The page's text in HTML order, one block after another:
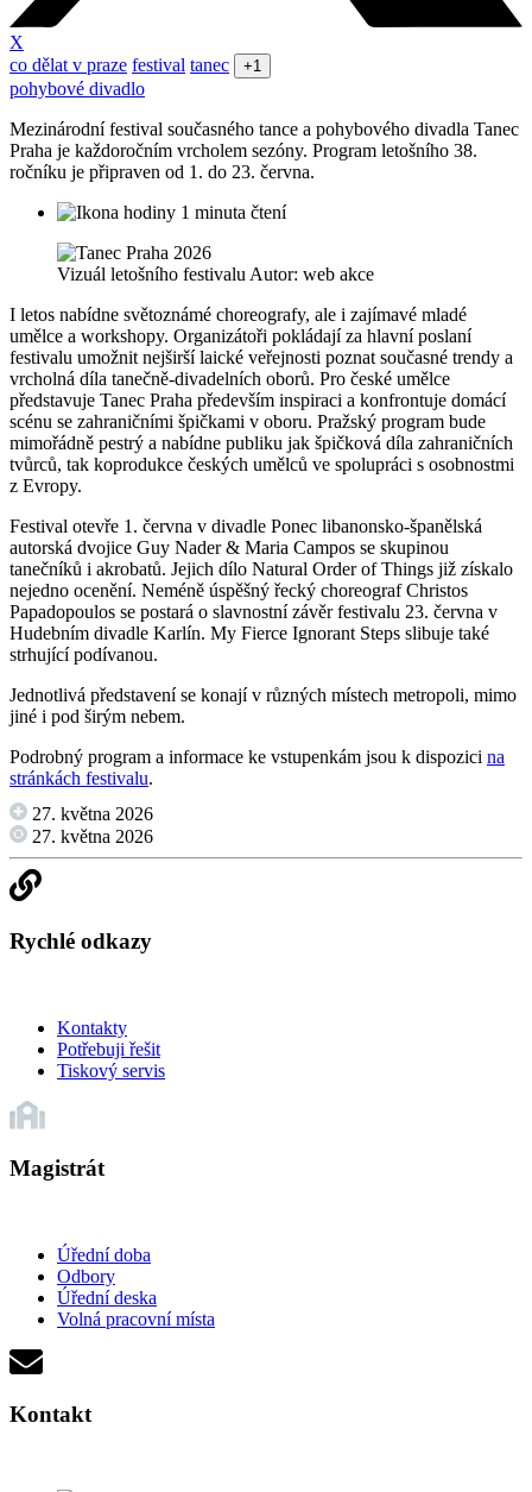
X
co dělat v praze festival tanec +1
pohybové divadlo
Mezinárodní festival současného tance a pohybového divadla Tanec
Praha je každoročním vrcholem sezóny. Program letošního 38.
ročníku je připraven od 1. do 23. června.
1 minuta čtení
Vizuál letošního festivalu Autor: web akce
I letos nabídne světoznámé choreografy, ale i zajímavé mladé
umělce a workshopy. Organizátoři pokládají za hlavní poslaní
festivalu umožnit nejširší laické veřejnosti poznat současné trendy a
vrcholná díla tanečně-divadelních oborů. Pro české umělce
představuje Tanec Praha především inspiraci a konfrontuje domácí
scénu se zahraničními špičkami v oboru. Pražský program bude
mimořádně pestrý a nabídne publiku jak špičková díla zahraničních
tvůrců, tak koprodukce českých umělců ve spolupráci s osobnostmi
z Evropy.
Festival otevře 1. června v divadle Ponec libanonsko-španělská
autorská dvojice Guy Nader & Maria Campos se skupinou
tanečníků i akrobatů. Jejich dílo Natural Order of Things již získalo
nejedno ocenění. Neméně úspěšný řecký choreograf Christos
Papadopoulos se postará o slavnostní závěr festivalu 23. června v
Hudebním divadle Karlín. My Fierce Ignorant Steps slibuje také
strhující podívanou.
Jednotlivá představení se konají v různých místech metropoli, mimo
jiné i pod širým nebem.
Podrobný program a informace ke vstupenkám jsou k dispozici na
stránkách festivalu.
27. května 2026
27. května 2026
Rychlé odkazy
Kontakty
Potřebuji řešit
Tiskový servis
Magistrát
Úřední doba
Odbory
Úřední deska
Volná pracovní místa
Kontakt